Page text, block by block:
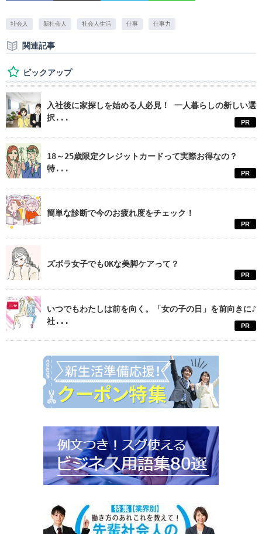
社会人 新社会人 社会人生活 仕事 仕事力
関連記事
ピックアップ
入社後に家探しを始める人必見！ 一人暮らしの新しい選
択...
PR
18～25歳限定クレジットカードって実際お得なの？
特...
PR
簡単な診断で今のお疲れ度をチェック！
PR
ズボラ女子でもOKな美脚ケアって？
PR
いつでもわたしは前を向く。「女の子の日」を前向きに♪
社...
PR